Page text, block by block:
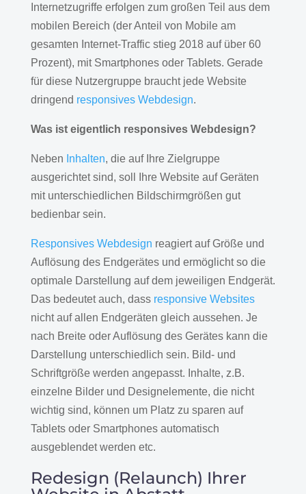
Internetzugriffe erfolgen zum großen Teil aus dem
mobilen Bereich (der Anteil von Mobile am
gesamten Internet-Traffic stieg 2018 auf über 60
Prozent), mit Smartphones oder Tablets. Gerade
für diese Nutzergruppe braucht jede Website
dringend responsives Webdesign.
Was ist eigentlich responsives Webdesign?
Neben Inhalten, die auf Ihre Zielgruppe
ausgerichtet sind, soll Ihre Website auf Geräten
mit unterschiedlichen Bildschirmgrößen gut
bedienbar sein.
Responsives Webdesign reagiert auf Größe und
Auflösung des Endgerätes und ermöglicht so die
optimale Darstellung auf dem jeweiligen Endgerät.
Das bedeutet auch, dass responsive Websites
nicht auf allen Endgeräten gleich aussehen. Je
nach Breite oder Auflösung des Gerätes kann die
Darstellung unterschiedlich sein. Bild- und
Schriftgröße werden angepasst. Inhalte, z.B.
einzelne Bilder und Designelemente, die nicht
wichtig sind, können um Platz zu sparen auf
Tablets oder Smartphones automatisch
ausgeblendet werden etc.
Redesign (Relaunch) Ihrer